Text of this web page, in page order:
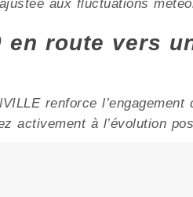
aux fluctuations
en route vers
renforce
activement à l’évolution